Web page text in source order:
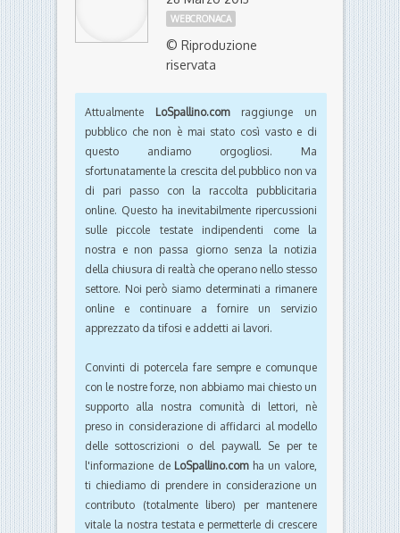
WEBCRONACA
© Riproduzione
riservata
Attualmente LoSpallino.comraggiunge un
pubblico che non è mai stato così vasto e di
questo andiamo orgogliosi. Ma
sfortunatamente la crescita del pubblico non va
di pari passo con la raccolta pubblicitaria
online. Questo ha inevitabilmente ripercussioni
sulle piccole testate indipendenti come la
nostra e non passa giorno senza la notizia
della chiusura di realtà che operano nello stesso
settore. Noi però siamo determinati a rimanere
online e continuare a fornire un servizio
apprezzato da tifosi e addetti ai lavori.
Convinti di potercela fare sempre e comunque
con le nostre forze, non abbiamo mai chiesto un
supporto alla nostra comunità di lettori, nè
preso in considerazione di affidarci al modello
delle sottoscrizioni o del paywall. Se per te
l'informazione de LoSpallino.comha un valore,
ti chiediamo di prendere in considerazione un
contributo (totalmente libero) per mantenere
vitale la nostra testata e permetterle di crescere